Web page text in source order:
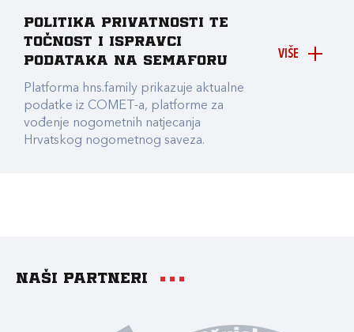
VIŠE
Politika privatnosti te
točnost i ispravci
podataka na Semaforu
Platforma hns.family prikazuje aktualne
podatke iz COMET-a, platforme za
vođenje nogometnih natjecanja
Hrvatskog nogometnog saveza.
Naši partneri